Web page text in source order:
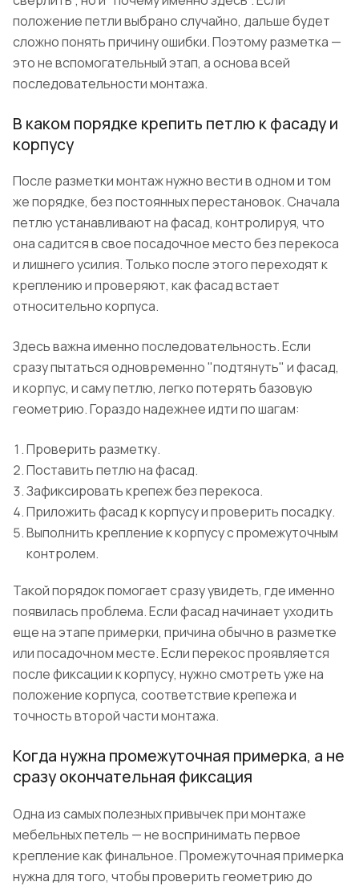
положение петли выбрано случайно, дальше будет
сложно понять причину ошибки. Поэтому разметка —
это не вспомогательный этап, а основа всей
последовательности монтажа.
В каком порядке крепить петлю к фасаду и
корпусу
После разметки монтаж нужно вести в одном и том
же порядке, без постоянных перестановок. Сначала
петлю устанавливают на фасад, контролируя, что
она садится в свое посадочное место без перекоса
и лишнего усилия. Только после этого переходят к
креплению и проверяют, как фасад встает
относительно корпуса.
Здесь важна именно последовательность. Если
сразу пытаться одновременно "подтянуть" и фасад,
и корпус, и саму петлю, легко потерять базовую
геометрию. Гораздо надежнее идти по шагам:
Проверить разметку.
Поставить петлю на фасад.
Зафиксировать крепеж без перекоса.
Приложить фасад к корпусу и проверить посадку.
Выполнить крепление к корпусу с промежуточным
контролем.
Такой порядок помогает сразу увидеть, где именно
появилась проблема. Если фасад начинает уходить
еще на этапе примерки, причина обычно в разметке
или посадочном месте. Если перекос проявляется
после фиксации к корпусу, нужно смотреть уже на
положение корпуса, соответствие крепежа и
точность второй части монтажа.
Когда нужна промежуточная примерка, а не
сразу окончательная фиксация
Одна из самых полезных привычек при монтаже
мебельных петель — не воспринимать первое
крепление как финальное. Промежуточная примерка
нужна для того, чтобы проверить геометрию до